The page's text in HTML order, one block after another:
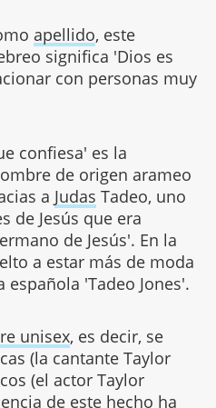
apellido, este
significa 'Dios es
con personas muy
confiesa' es la
de origen arameo
a Judas Tadeo, uno
de Jesús que era
de Jesús'. En la
a estar más de moda
'Tadeo Jones'.
unisex, es decir, se
(la cantante Taylor
(el actor Taylor
de este hecho ha